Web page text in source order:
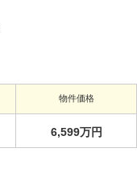
物件価格
6,599万円